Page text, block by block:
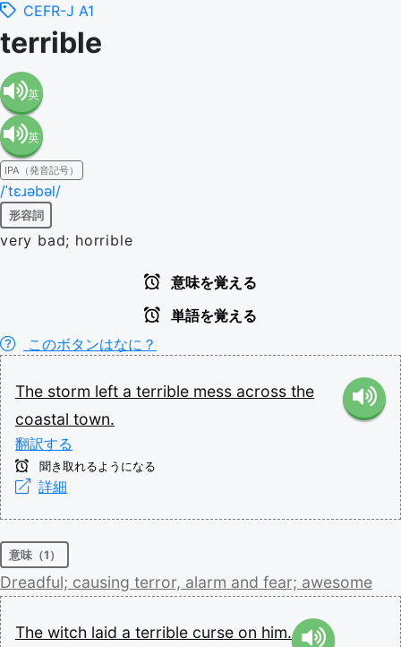
CEFR-J A1
terrible
英
語（米
国）
(en-US)
英
語（イ
ギリ
IPA（発音記号）
/ˈtɛɹəbəl/
形容詞
very bad; horrible
意味を覚える
単語を覚える
このボタンはなに？
The storm left a terrible mess across the
coastal town.
翻訳する
聞き取れるようになる
詳細
意味（1）
Dreadful; causing terror, alarm and fear; awesome
The witch laid a terrible curse on him.